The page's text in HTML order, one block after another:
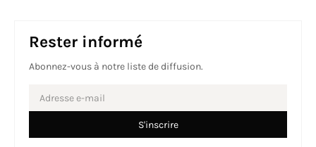
Rester informé
Abonnez-vous à notre liste de diffusion.